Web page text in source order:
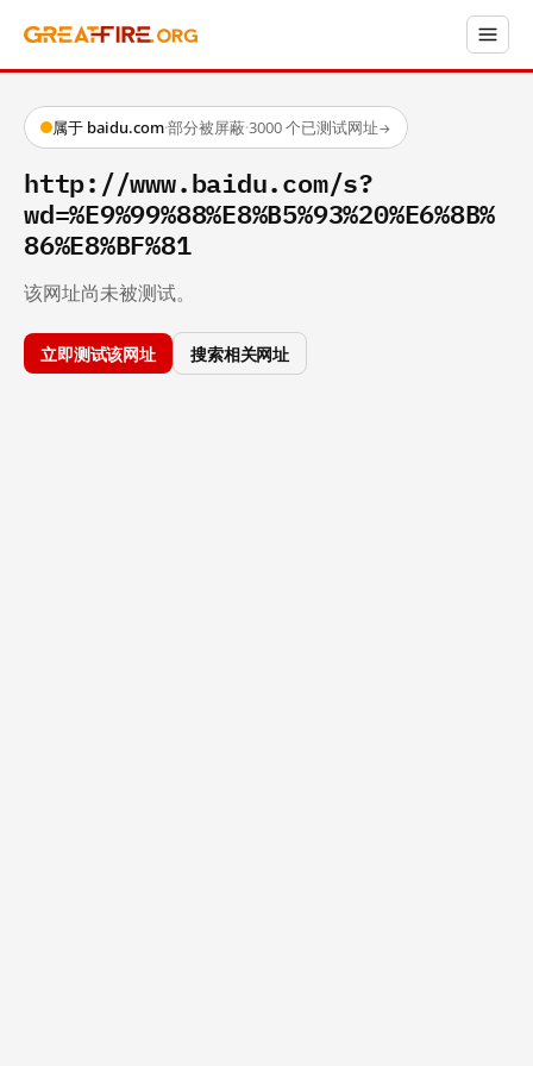
属于 baidu.com·部分被屏蔽·3000 个已测试网址→
http://www.baidu.com/s?
wd=%E9%99%88%E8%B5%93%20%E6%8B%
86%E8%BF%81
该网址尚未被测试。
立即测试该网址 搜索相关网址